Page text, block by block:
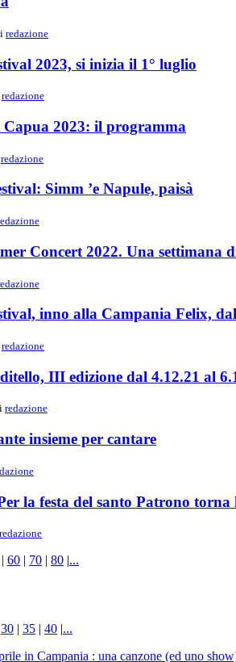
redazione
2023, si inizia il 1° luglio
redazione
Capua 2023: il programma
redazione
Simm ’e Napule, paisà
Concert 2022. Una settimana
inno alla Campania Felix,
redazione
III edizione dal 4.12.21 al
redazione
insieme per cantare
la festa del santo Patrono torna
redazione
| 60 | 70 | 80 |...
30 | 35 | 40 |...
in Campania : una canzone (ed uno